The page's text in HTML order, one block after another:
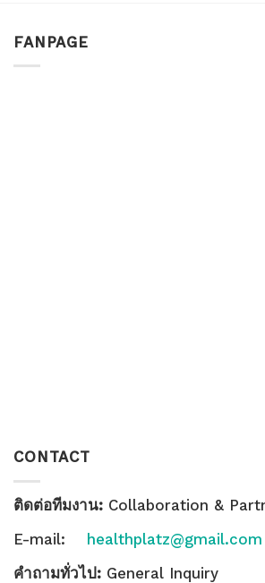
FANPAGE
CONTACT
ติดต่อทีมงาน: Collaboration &
E-mail: healthplatz@gmail.com
คำถามทั่วไป: General Inquiry